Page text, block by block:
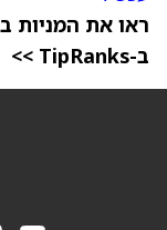
ראו את המניות
ב-TipRanks >>